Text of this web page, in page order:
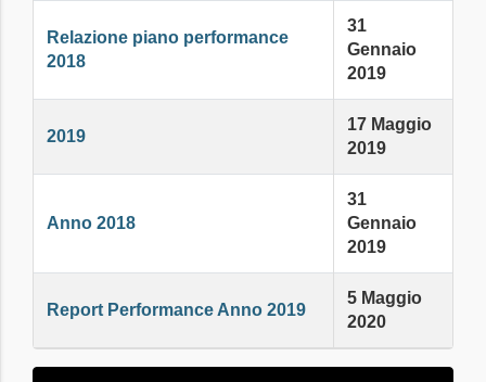
Relazione piano performance
2018
31
Gennaio
2019
2019
17 Maggio
2019
Anno 2018
31
Gennaio
2019
Report Performance Anno 2019
5 Maggio
2020